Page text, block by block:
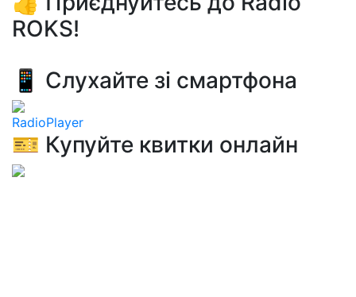
ROKS!
📱 Слухайте зі смартфона
RadioPlayer
🎫 Купуйте квитки онлайн